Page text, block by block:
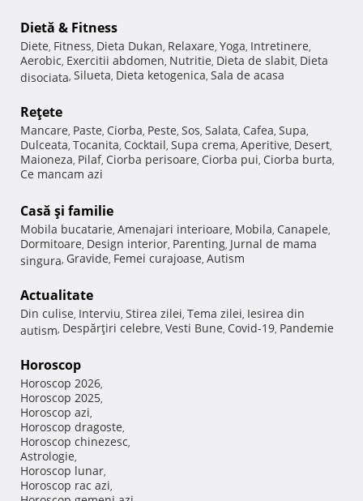
Dietă & Fitness
Diete, Fitness, Dieta Dukan, Relaxare, Yoga, Intretinere,
Aerobic, Exercitii abdomen, Nutritie, Dieta de slabit, Dieta
disociata, Silueta, Dieta ketogenica, Sala de acasa
Reţete
Mancare, Paste, Ciorba, Peste, Sos, Salata, Cafea, Supa,
Dulceata, Tocanita, Cocktail, Supa crema, Aperitive, Desert,
Maioneza, Pilaf, Ciorba perisoare, Ciorba pui, Ciorba burta,
Ce mancam azi
Casă şi familie
Mobila bucatarie, Amenajari interioare, Mobila, Canapele,
Dormitoare, Design interior, Parenting, Jurnal de mama
singura, Gravide, Femei curajoase, Autism
Actualitate
Din culise, Interviu, Stirea zilei, Tema zilei, Iesirea din
autism, Despărţiri celebre, Vesti Bune, Covid-19, Pandemie
Horoscop
Horoscop 2026,
Horoscop 2025,
Horoscop azi,
Horoscop dragoste,
Horoscop chinezesc,
Astrologie,
Horoscop lunar,
Horoscop rac azi,